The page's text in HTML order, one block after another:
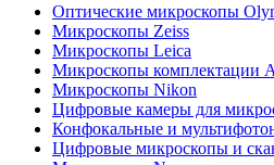
Оптические микроскопы
Микроскопы Zeiss
Микроскопы Leica
Микроскопы комплектации
Микроскопы Nikon
Цифровые камеры для
Конфокальные и
Цифровые микроскопы и